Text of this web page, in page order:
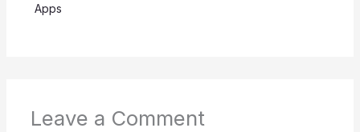
Apps
Leave a Comment